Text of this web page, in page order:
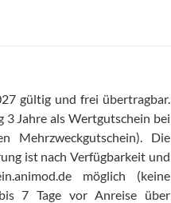
gültig und frei übertragbar.
Jahre als Wertgutschein bei
. Die
ist nach Verfügbarkeit und
möglich (keine
7 Tage vor Anreise über